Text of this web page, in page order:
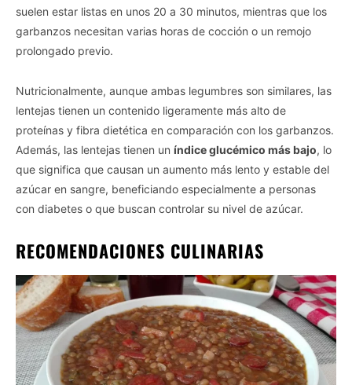
suelen estar listas en unos 20 a 30 minutos, mientras que los
garbanzos necesitan varias horas de cocción o un remojo
prolongado previo.
Nutricionalmente, aunque ambas legumbres son similares, las
lentejas tienen un contenido ligeramente más alto de
proteínas y fibra dietética en comparación con los garbanzos.
Además, las lentejas tienen un índice glucémico más bajo, lo
que significa que causan un aumento más lento y estable del
azúcar en sangre, beneficiando especialmente a personas
con diabetes o que buscan controlar su nivel de azúcar.
RECOMENDACIONES CULINARIAS